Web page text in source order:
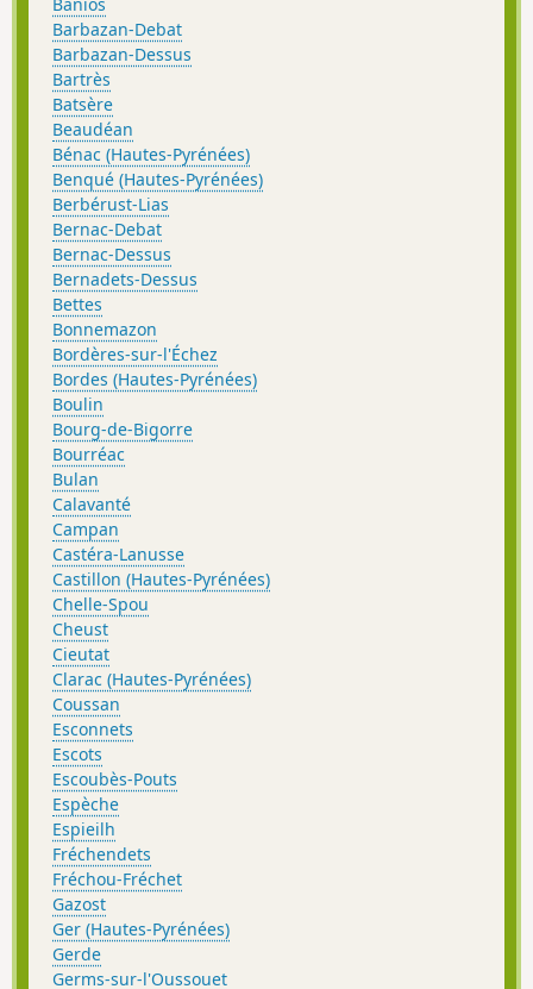
Barbazan-Debat
Barbazan-Dessus
Bartrès
Batsère
Beaudéan
Bénac (Hautes-Pyrénées)
Benqué (Hautes-Pyrénées)
Berbérust-Lias
Bernac-Debat
Bernac-Dessus
Bernadets-Dessus
Bettes
Bonnemazon
Bordères-sur-l'Échez
Bordes (Hautes-Pyrénées)
Boulin
Bourg-de-Bigorre
Bourréac
Bulan
Calavanté
Campan
Castéra-Lanusse
Castillon (Hautes-Pyrénées)
Chelle-Spou
Cheust
Cieutat
Clarac (Hautes-Pyrénées)
Coussan
Esconnets
Escots
Escoubès-Pouts
Espèche
Espieilh
Fréchendets
Fréchou-Fréchet
Gazost
Ger (Hautes-Pyrénées)
Gerde
Germs-sur-l'Oussouet